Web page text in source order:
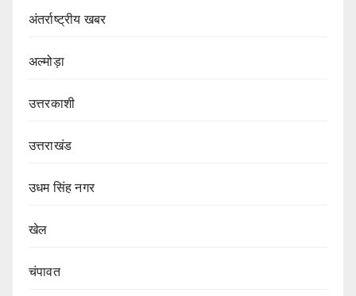
अंतर्राष्ट्रीय खबर
अल्मोड़ा
उत्तरकाशी
उत्तराखंड
उधम सिंह नगर
खेल
चंपावत